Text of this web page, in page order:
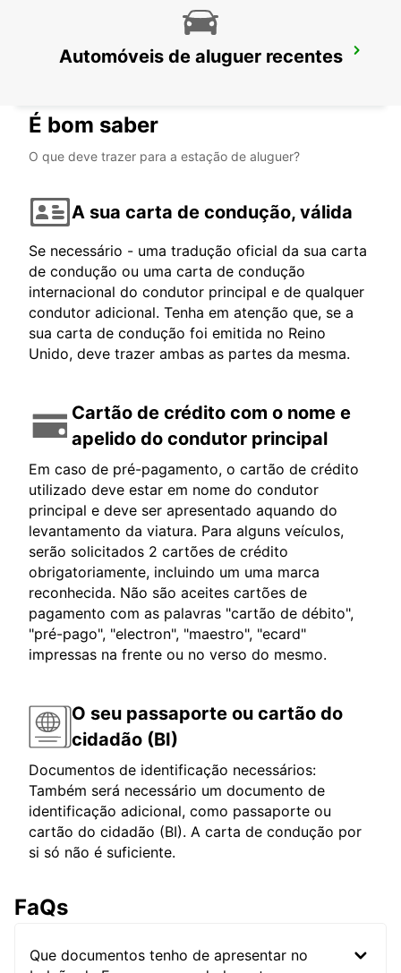
TERMINAL DE FERRY DE WELLINGTON
Automóveis de aluguer recentes
É bom saber
O que deve trazer para a estação de aluguer?
A sua carta de condução, válida
Se necessário - uma tradução oficial da sua carta
de condução ou uma carta de condução
internacional do condutor principal e de qualquer
condutor adicional. Tenha em atenção que, se a
sua carta de condução foi emitida no Reino
Unido, deve trazer ambas as partes da mesma.
Cartão de crédito com o nome e
apelido do condutor principal
Em caso de pré-pagamento, o cartão de crédito
utilizado deve estar em nome do condutor
principal e deve ser apresentado aquando do
levantamento da viatura. Para alguns veículos,
serão solicitados 2 cartões de crédito
obrigatoriamente, incluindo um uma marca
reconhecida. Não são aceites cartões de
pagamento com as palavras "cartão de débito",
"pré-pago", "electron", "maestro", "ecard"
impressas na frente ou no verso do mesmo.
O seu passaporte ou cartão do
cidadão (BI)
Documentos de identificação necessários:
Também será necessário um documento de
identificação adicional, como passaporte ou
cartão do cidadão (BI). A carta de condução por
si só não é suficiente.
FaQs
Que documentos tenho de apresentar no